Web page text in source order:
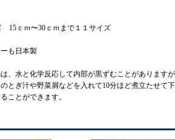
15ｃｍ〜30ｃｍまで１１サイズ
も日本製
、水と化学反応して内部が黒ずむことがありますが
とぎ汁や野菜屑などを入れて10分ほど煮立たせて下
ことができます。